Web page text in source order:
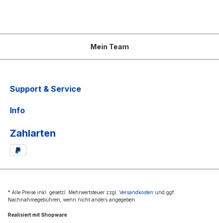
Mein Team
Support & Service
Info
Zahlarten
* Alle Preise inkl. gesetzl. Mehrwertsteuer zzgl. Versandkosten und ggf.
Nachnahmegebühren, wenn nicht anders angegeben.
Realisiert mit Shopware